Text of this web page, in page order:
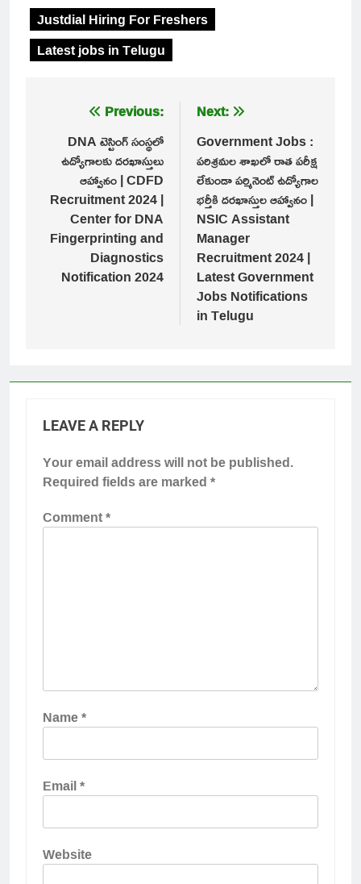
Justdial Hiring For Freshers
Latest jobs in Telugu
navigation
Previous:
DNA టెస్టింగ్ సంస్థలో
ఉద్యోగాలకు దరఖాస్తులు
ఆహ్వానం | CDFD
Recruitment 2024 |
Center for DNA
Fingerprinting and
Diagnostics
Notification 2024
Next:
Government Jobs :
పరిశ్రమల శాఖలో రాత పరీక్ష
లేకుండా పర్మినెంట్ ఉద్యోగాల
భర్తీకి దరఖాస్తుల ఆహ్వానం |
NSIC Assistant
Manager
Recruitment 2024 |
Latest Government
Jobs Notifications
in Telugu
LEAVE A REPLY
Your email address will not be published.
Required fields are marked*
Comment*
Name*
Email*
Website